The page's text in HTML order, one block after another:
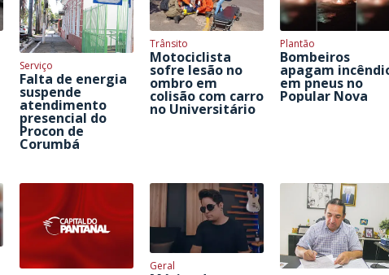
Serviço
Falta de energia
suspende
atendimento
presencial do
Procon de
Corumbá
Trânsito
Motociclista
sofre lesão no
ombro em
colisão com carro
no Universitário
Plantão
Bombeiros
apagam
em pneus no
Popular Nova
Geral